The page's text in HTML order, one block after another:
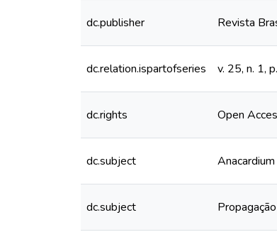
dc.publisher Revista
dc.relation.ispartofseries v. 25, n. 1,
dc.rights Open
dc.subject
dc.subject Propagação